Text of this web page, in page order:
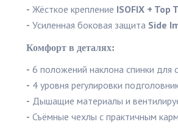
- Жёсткое крепление ISOFIX + Top
- Усиленная боковая защита Side
Комфорт в деталях:
- 6 положений наклона спинки для
- 4 уровня регулировки
- Дышащие материалы и
- Съёмные чехлы с практичным